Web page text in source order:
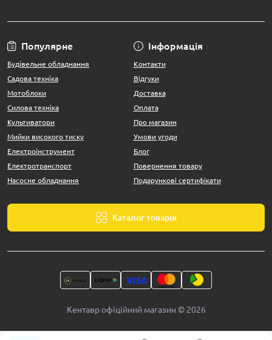
Популярне
Будівельне обладнання
Садова техніка
Мотоблоки
Силова техніка
Культиватори
Мийки високого тиску
Електроінструмент
Електротранспорт
Насосне обладнання
Інформація
Контакти
Відгуки
Доставка
Оплата
Про магазин
Умови угоди
Блог
Повернення товару
Подарункові сертифікати
Каталог товарів
Кентавр офіційний магазин © 2026